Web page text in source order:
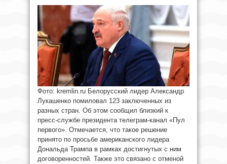
Фото: kremlin.ru Белорусский лидер Александр
Лукашенко помиловал 123 заключенных из
разных стран. Об этом сообщил близкий к
пресс-службе президента телеграм-канал «Пул
первого». Отмечается, что такое решение
принято по просьбе американского лидера
Дональда Трампа в рамках достигнутых с ним
договоренностей. Также это связано с отменой